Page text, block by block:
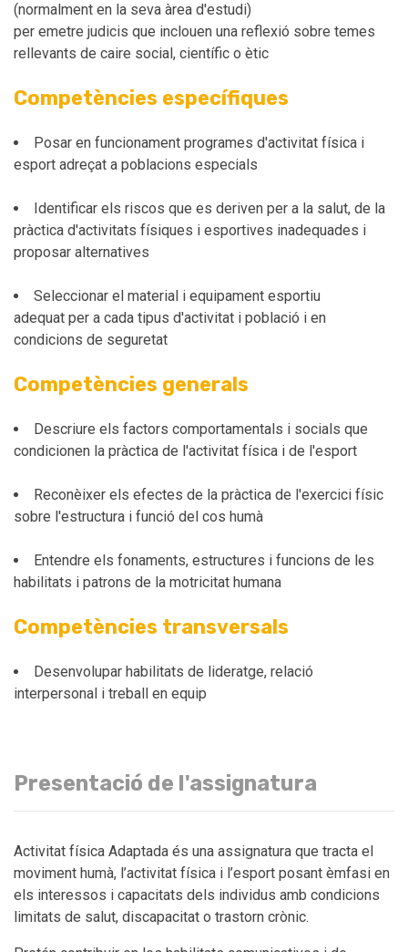
(normalment en la seva àrea d'estudi)
per emetre judicis que inclouen una reflexió sobre temes
rellevants de caire social, científic o ètic
Competències específiques
Posar en funcionament programes d'activitat física i
esport adreçat a poblacions especials
Identificar els riscos que es deriven per a la salut, de la
pràctica d'activitats físiques i esportives inadequades i
proposar alternatives
Seleccionar el material i equipament esportiu
adequat per a cada tipus d'activitat i població i en
condicions de seguretat
Competències generals
Descriure els factors comportamentals i socials que
condicionen la pràctica de l'activitat física i de l'esport
Reconèixer els efectes de la pràctica de l'exercici físic
sobre l'estructura i funció del cos humà
Entendre els fonaments, estructures i funcions de les
habilitats i patrons de la motricitat humana
Competències transversals
Desenvolupar habilitats de lideratge, relació
interpersonal i treball en equip
Presentació de l'assignatura
Activitat física Adaptada és una assignatura que tracta el
moviment humà, l’activitat física i l’esport posant èmfasi en
els interessos i capacitats dels individus amb condicions
limitats de salut, discapacitat o trastorn crònic.